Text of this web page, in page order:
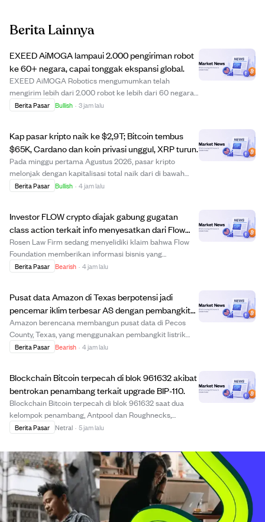
Berita Lainnya
EXEED AiMOGA lampaui 2.000 pengiriman robot
ke 60+ negara, capai tonggak ekspansi global.
EXEED AiMOGA Robotics mengumumkan telah
mengirim lebih dari 2.000 robot ke lebih dari 60 negara.
Tonggak ini menandai pergeseran dari ekspor produk ke
Berita Pasar Bullish · 3 jam lalu
Kap pasar kripto naik ke $2,9T; Bitcoin tembus
$65K, Cardano dan koin privasi unggul, XRP turun.
Pada minggu pertama Agustus 2026, pasar kripto
melonjak dengan kapitalisasi total naik dari di bawah
$2,2 triliun menjadi $2,9 triliun. Bitcoin memimpin
Berita Pasar Bullish · 4 jam lalu
Investor FLOW crypto diajak gabung gugatan
class action terkait info menyesatkan dari Flow
Foundation
Rosen Law Firm sedang menyelidiki klaim bahwa Flow
Foundation memberikan informasi bisnis yang
menyesatkan kepada investor cryptocurrency FLOW.
Desember 202...
Berita Pasar Bearish · 4 jam lalu
Pusat data Amazon di Texas berpotensi jadi
pencemar iklim terbesar AS dengan pembangkit
gas alam besar.
Amazon berencana membangun pusat data di Pecos
County, Texas, yang menggunakan pembangkit listrik
gas alam di lokasi dengan izin emisi 33 juta ton CO2 per
Berita Pasar Bearish · 4 jam lalu
Blockchain Bitcoin terpecah di blok 961632 akibat
bentrokan penambang terkait upgrade BIP-110.
Blockchain Bitcoin terpecah di blok 961632 saat dua
kelompok penambang, Antpool dan Roughnecks,
menambang versi blok yang berbeda terkait aktivasi
BIP-110, sementara Roughnecks menambang blok yang ...
Berita Pasar Netral · 5 jam lalu